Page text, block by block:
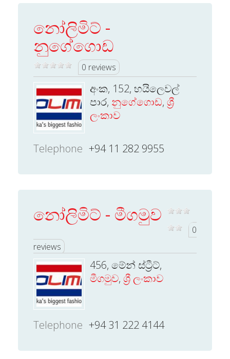
නෝලිමිට් -
නුගේගොඩ
0 reviews
අංක, 152, හයිලෙවල්
පාර, නුගේගොඩ, ශ්‍රී
ලංකාව
Telephone +94 11 282 9955
නෝලිමිට් - මීගමුව
0
reviews
456, මේන් ස්ට්‍රීට්,
මීගමුව, ශ්‍රී ලංකාව
Telephone +94 31 222 4144